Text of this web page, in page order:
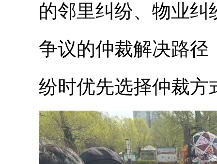
的邻里纠纷、物业
争议的仲裁解决路径
纷时优先选择仲裁方